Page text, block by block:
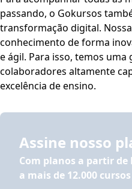
passando, o Gokursos
transformação digital.
conhecimento de forma
e ágil. Para isso, temos uma grande rede de professores
colaboradores altamente
excelência de ensino.
Assine nosso
Com planos a partir de
a mais de 12.000